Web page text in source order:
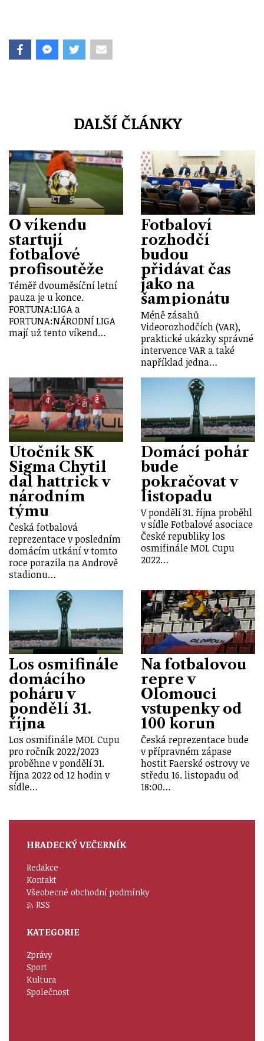
DALŠÍ ČLÁNKY
O víkendu
startují
fotbalové
profisoutěže
Téměř dvouměsíční letní
pauza je u konce.
FORTUNA:LIGA a
FORTUNA:NÁRODNÍ LIGA
mají už tento víkend…
Fotbaloví
rozhodčí
budou
přidávat čas
jako na
šampionátu
Méně zásahů
Videorozhodčích (VAR),
praktické ukázky správné
intervence VAR a také
například jedna…
Útočník SK
Sigma Chytil
dal hattrick v
národním
týmu
Česká fotbalová
reprezentace v posledním
domácím utkání v tomto
roce porazila na Andrově
stadionu…
Domácí pohár
bude
pokračovat v
listopadu
V pondělí 31. října proběhl
v sídle Fotbalové asociace
České republiky los
osmifinále MOL Cupu
2022…
Los osmifinále
domácího
poháru v
pondělí 31.
října
Los osmifinále MOL Cupu
pro ročník 2022/2023
proběhne v pondělí 31.
října 2022 od 12 hodin v
sídle…
Na fotbalovou
repre v
Olomouci
vstupenky od
100 korun
Česká reprezentace bude
v přípravném zápase
hostit Faerské ostrovy ve
středu 16. listopadu od
18:00…
HRADECKÝ VEČERNÍK
Redakce
Kontakt
Všeobecné obchodní podmínky
RSS
KATEGORIE
Zprávy
Sport
Kultura
Společnost